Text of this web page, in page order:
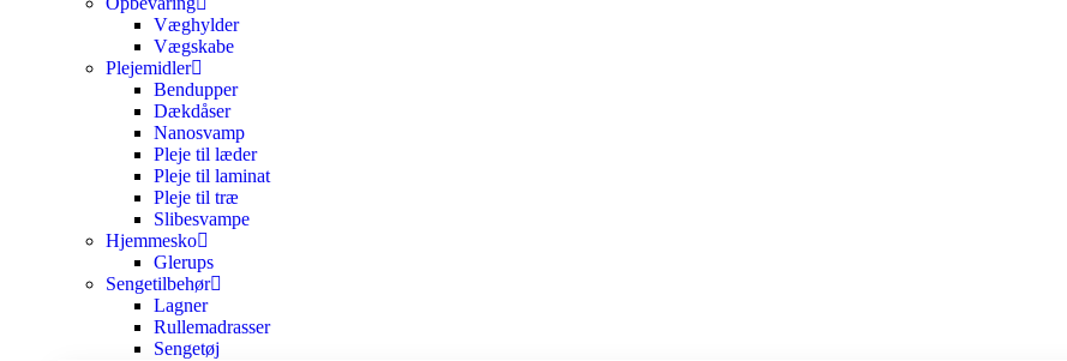
Væghylder
Vægskabe
Plejemidler
Bendupper
Dækdåser
Nanosvamp
Pleje til læder
Pleje til laminat
Pleje til træ
Slibesvampe
Hjemmesko
Glerups
Sengetilbehør
Lagner
Rullemadrasser
Sengetøj